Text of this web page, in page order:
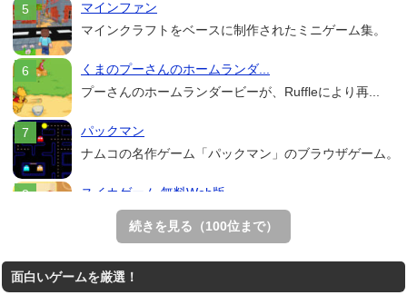
マインファン
マインクラフトをベースに制作されたミニゲーム集。
くまのプーさんのホームランダ...
プーさんのホームランダービーが、Ruffleにより再...
パックマン
ナムコの名作ゲーム「パックマン」のブラウザゲーム。
スイカゲーム 無料Web版
スイカゲームをスクラッチで再現した無料Web版。
リアルな麻雀牌を使う18種類の上海ゲーム。
続きを見る（100位まで）
面白いゲームを厳選！